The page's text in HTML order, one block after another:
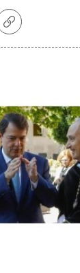
Copiar